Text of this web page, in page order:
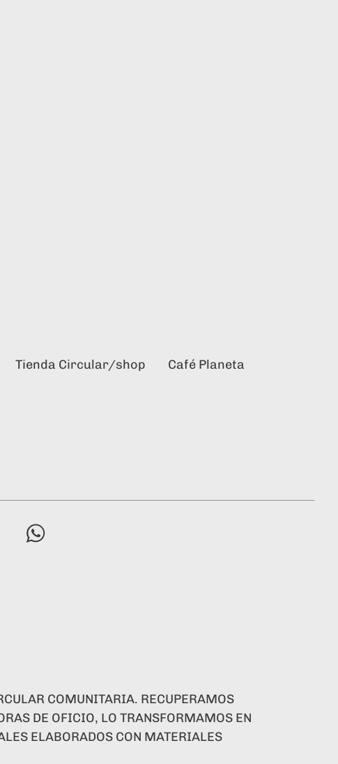
Tienda Circular/shop
Café Planeta
COMUNITARIA. RECUPERAMOS
DE OFICIO, LO TRANSFORMAMOS EN
ELABORADOS CON MATERIALES